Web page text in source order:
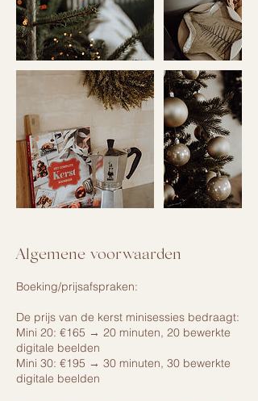
Algemene voorwaarden
Boeking/prijsafspraken:
De prijs van de kerst minisessies bedraagt:
Mini 20: €165 → 20 minuten, 20 bewerkte
digitale beelden
Mini 30: €195 → 30 minuten, 30 bewerkte
digitale beelden